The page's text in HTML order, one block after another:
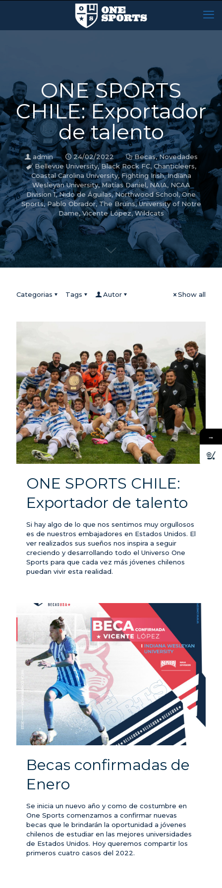
ONE SPORTS
CHILE: Exportador
de talento
admin 24/02/2022 Becas,Novedades
Bellevue University,Black Rock FC, Chanticleers,
Coastal Carolina University,Fighting Irish,Indiana
Wesleyan University,Matías Daniel, NAIA, NCAA
Division 1,Nido de Águilas,Northwood School,One
Sports,Pablo Obrador,The Bruins,University of Notre
Dame,Vicente López,Wildcats
Categorias Tags Autor Show all
ONE SPORTS CHILE:
Exportador de talento
Si hay algo de lo que nos sentimos muy orgullosos
es de nuestros embajadores en Estados Unidos. El
ver realizados sus sueños nos inspira a seguir
creciendo y desarrollando todo el Universo One
Sports para que cada vez más jóvenes chilenos
puedan vivir esta realidad.
Becas confirmadas de
Enero
Se inicia un nuevo año y como de costumbre en
One Sports comenzamos a confirmar nuevas
becas que le brindarán la oportunidad a jóvenes
chilenos de estudiar en las mejores universidades
de Estados Unidos. Hoy queremos compartir los
primeros cuatro casos del 2022.
→